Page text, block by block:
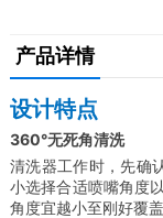
产品详情
设计特点
360°无死角清洗
清洗器工作时，先确
小选择合适喷嘴角度
角度宜越小至刚好覆